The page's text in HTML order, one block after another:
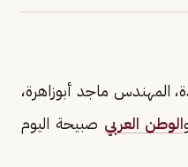
المهندس ماجد أبوزاهرة،
الوطن العربي صبيحة اليوم